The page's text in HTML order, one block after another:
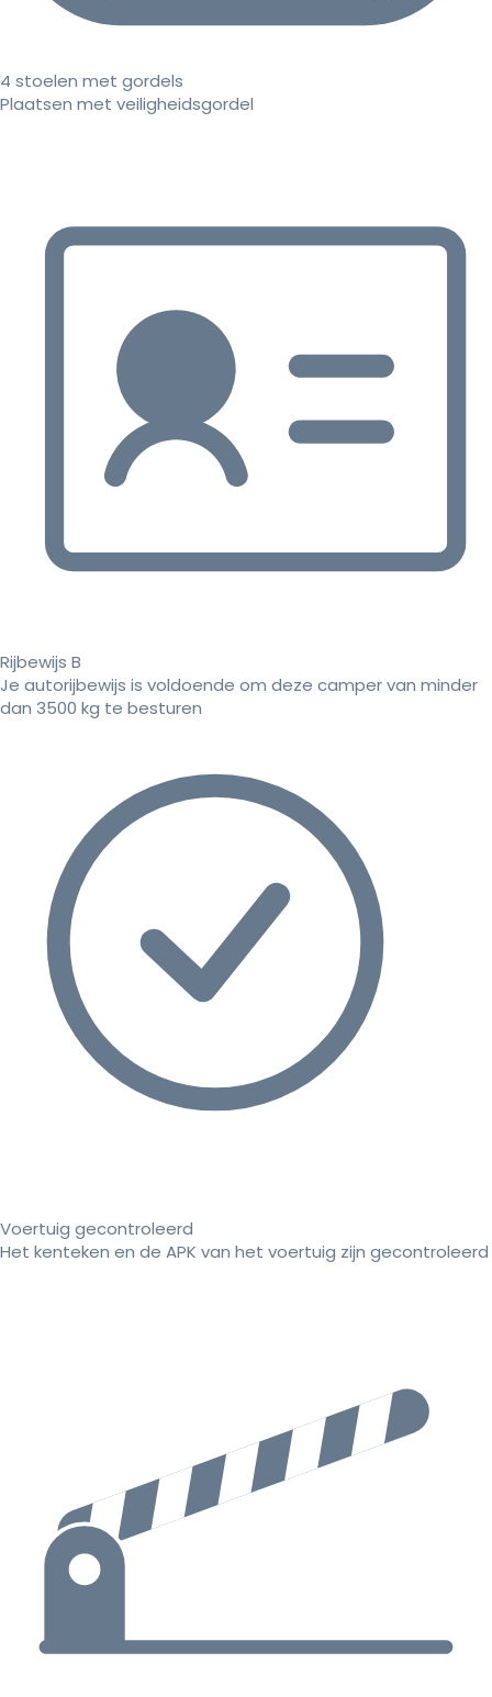
4 stoelen met gordels
Plaatsen met veiligheidsgordel
Rijbewijs B
Je autorijbewijs is voldoende om deze camper van minder
dan 3500 kg te besturen
Voertuig gecontroleerd
Het kenteken en de APK van het voertuig zijn gecontroleerd